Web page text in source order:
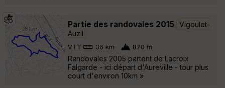
Partie des randovales 2015
Vigoulet-
Auzil
VTT 36 km 870 m
Randovales 2005 partent de Lacroix
Falgarde - ici départ d'Aureville - tour plus
court d'environ 10km »